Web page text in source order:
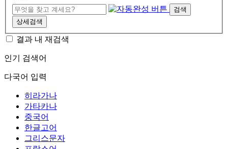
검색
상세검색
결과 내 재검색
인기 검색어
다국어 입력
히라가나
가타카나
중국어
한글고어
그리스문자